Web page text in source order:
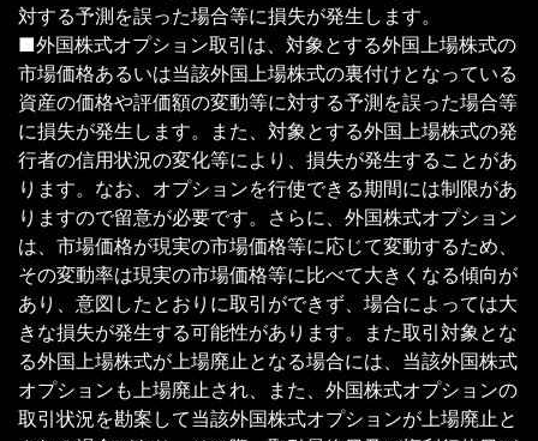
対する予測を誤った場合等に損失が発生します。
■外国株式オプション取引は、対象とする外国上場株式の
市場価格あるいは当該外国上場株式の裏付けとなっている
資産の価格や評価額の変動等に対する予測を誤った場合等
に損失が発生します。また、対象とする外国上場株式の発
行者の信用状況の変化等により、損失が発生することがあ
ります。なお、オプションを行使できる期間には制限があ
りますので留意が必要です。さらに、外国株式オプション
は、市場価格が現実の市場価格等に応じて変動するため、
その変動率は現実の市場価格等に比べて大きくなる傾向が
あり、意図したとおりに取引ができず、場合によっては大
きな損失が発生する可能性があります。また取引対象とな
る外国上場株式が上場廃止となる場合には、当該外国株式
オプションも上場廃止され、また、外国株式オプションの
取引状況を勘案して当該外国株式オプションが上場廃止と